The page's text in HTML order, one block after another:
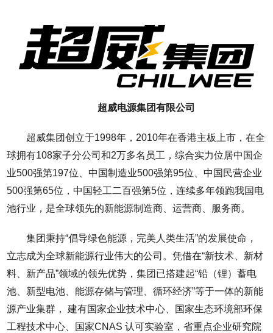
超威电源集团有限公司
超威集团创立于1998年，2010年在香港主板上市，在全
球拥有108家子分公司和2万多名员工，综合实力位居中国企
业500强第197位、中国制造业500强第95位、中国民营企业
500强第65位，中国轻工二百强第5位，连续多年领跑我国电
池行业，是全球领先的新能源制造商、运营商、服务商。
集团秉持“倡导绿色能源，完美人类生活”的发展使命，
立志成为全球新能源行业伟大的公司。凭借在“新技术、新材
料、新产品”领域的领先优势，集团已搭建起“铅（锂）蓄电
池、新型电池、能源存储与管理、循环经济”等于一体的新能
源产业集群， 建有国家企业技术中心、国家生态环境部环保
工程技术中心、国家CNAS 认可实验室，省重点企业研究院